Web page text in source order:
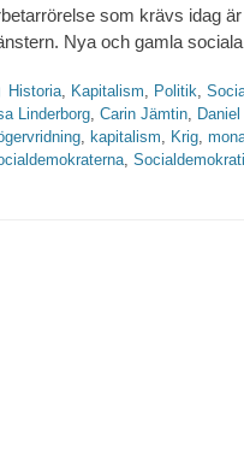
som krävs idag
Nya och gamla
Historia, Kapitalism, Politik,
Linderborg, Carin Jämtin,
, kapitalism, Krig,
,